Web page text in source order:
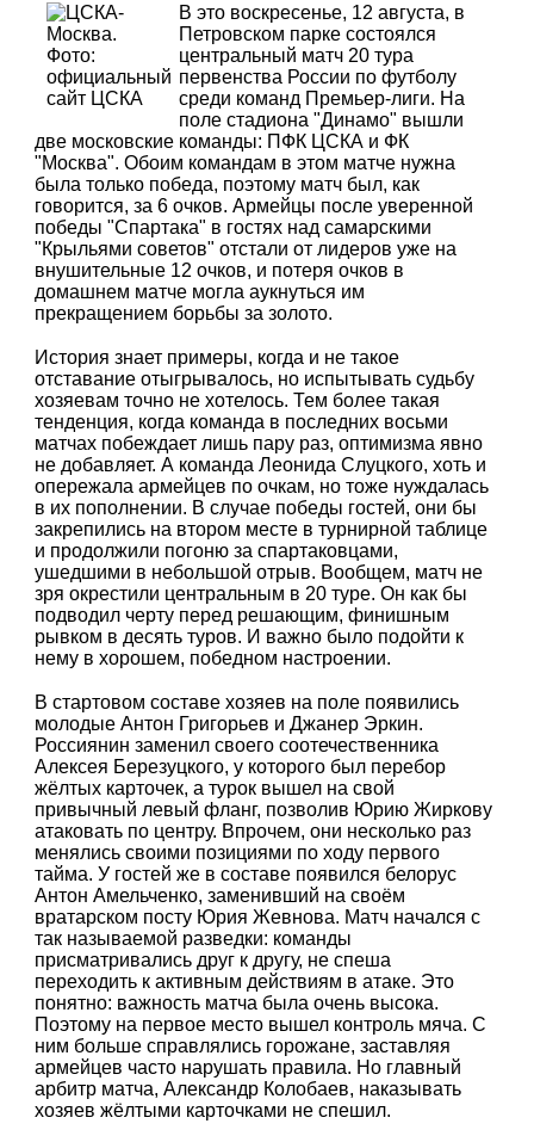
В это воскресенье, 12 августа, в
Петровском парке состоялся
центральный матч 20 тура
первенства России по футболу
среди команд Премьер-лиги. На
поле стадиона "Динамо" вышли
две московские команды: ПФК ЦСКА и ФК
"Москва". Обоим командам в этом матче нужна
была только победа, поэтому матч был, как
говорится, за 6 очков. Армейцы после уверенной
победы "Спартака" в гостях над самарскими
"Крыльями советов" отстали от лидеров уже на
внушительные 12 очков, и потеря очков в
домашнем матче могла аукнуться им
прекращением борьбы за золото.
История знает примеры, когда и не такое
отставание отыгрывалось, но испытывать судьбу
хозяевам точно не хотелось. Тем более такая
тенденция, когда команда в последних восьми
матчах побеждает лишь пару раз, оптимизма явно
не добавляет. А команда Леонида Слуцкого, хоть и
опережала армейцев по очкам, но тоже нуждалась
в их пополнении. В случае победы гостей, они бы
закрепились на втором месте в турнирной таблице
и продолжили погоню за спартаковцами,
ушедшими в небольшой отрыв. Вообщем, матч не
зря окрестили центральным в 20 туре. Он как бы
подводил черту перед решающим, финишным
рывком в десять туров. И важно было подойти к
нему в хорошем, победном настроении.
В стартовом составе хозяев на поле появились
молодые Антон Григорьев и Джанер Эркин.
Россиянин заменил своего соотечественника
Алексея Березуцкого, у которого был перебор
жёлтых карточек, а турок вышел на свой
привычный левый фланг, позволив Юрию Жиркову
атаковать по центру. Впрочем, они несколько раз
менялись своими позициями по ходу первого
тайма. У гостей же в составе появился белорус
Антон Амельченко, заменивший на своём
вратарском посту Юрия Жевнова. Матч начался с
так называемой разведки: команды
присматривались друг к другу, не спеша
переходить к активным действиям в атаке. Это
понятно: важность матча была очень высока.
Поэтому на первое место вышел контроль мяча. С
ним больше справлялись горожане, заставляя
армейцев часто нарушать правила. Но главный
арбитр матча, Александр Колобаев, наказывать
хозяев жёлтыми карточками не спешил.